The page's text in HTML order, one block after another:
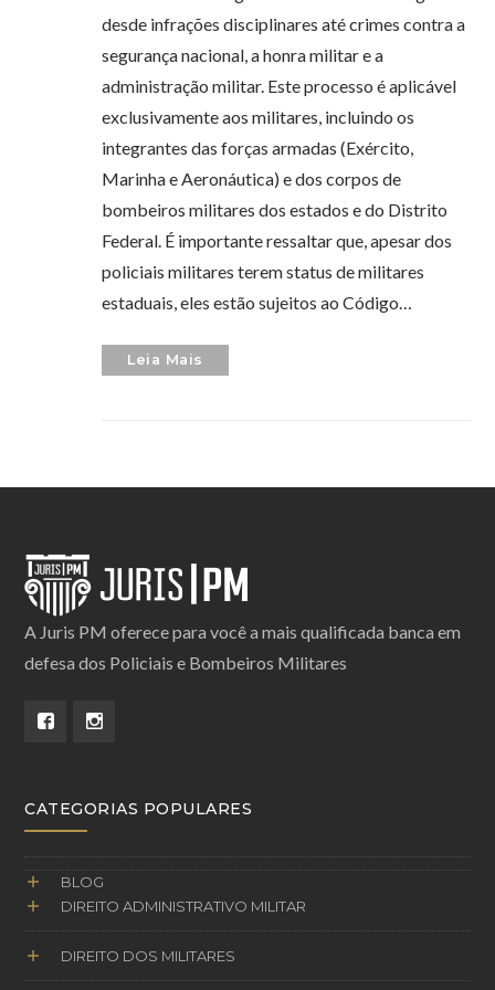
desde infrações disciplinares até crimes contra a
segurança nacional, a honra militar e a
administração militar. Este processo é aplicável
exclusivamente aos militares, incluindo os
integrantes das forças armadas (Exército,
Marinha e Aeronáutica) e dos corpos de
bombeiros militares dos estados e do Distrito
Federal. É importante ressaltar que, apesar dos
policiais militares terem status de militares
estaduais, eles estão sujeitos ao Código…
Leia Mais
A Juris PM oferece para você a mais qualificada banca em
defesa dos Policiais e Bombeiros Militares
CATEGORIAS POPULARES
BLOG
DIREITO ADMINISTRATIVO MILITAR
DIREITO DOS MILITARES